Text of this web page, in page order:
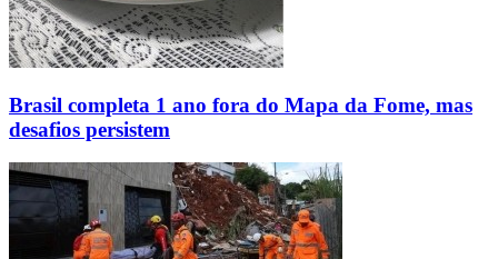
Brasil completa 1 ano fora do Mapa da Fome, mas
desafios persistem